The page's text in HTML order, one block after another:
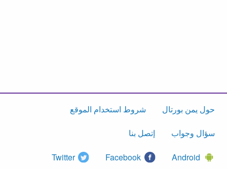
حول يمن بورتال شروط استخدام الموقع
سؤال وجواب إتصل بنا
Android
Facebook
Twitter